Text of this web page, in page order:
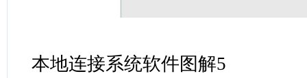
本地连接系统软件图解5